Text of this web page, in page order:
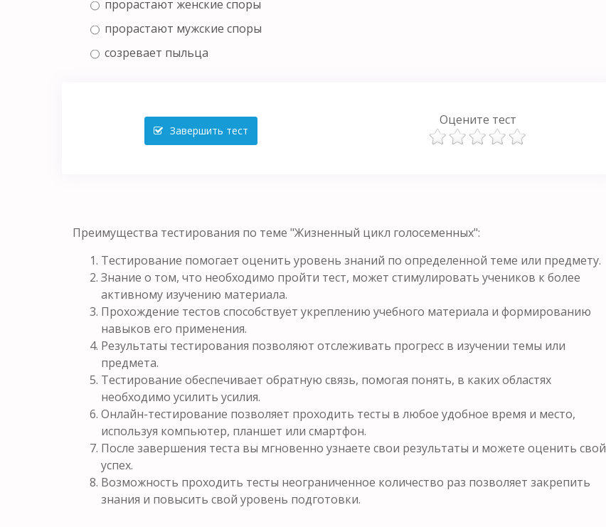
прорастают женские споры
прорастают мужские споры
созревает пыльца
Завершить тест
Оцените тест
Преимущества тестирования по теме "Жизненный цикл голосеменных":
Тестирование помогает оценить уровень знаний по определенной теме или предмету.
Знание о том, что необходимо пройти тест, может стимулировать учеников к более
активному изучению материала.
Прохождение тестов способствует укреплению учебного материала и формированию
навыков его применения.
Результаты тестирования позволяют отслеживать прогресс в изучении темы или
предмета.
Тестирование обеспечивает обратную связь, помогая понять, в каких областях
необходимо усилить усилия.
Онлайн-тестирование позволяет проходить тесты в любое удобное время и место,
используя компьютер, планшет или смартфон.
После завершения теста вы мгновенно узнаете свои результаты и можете оценить свой
успех.
Возможность проходить тесты неограниченное количество раз позволяет закрепить
знания и повысить свой уровень подготовки.